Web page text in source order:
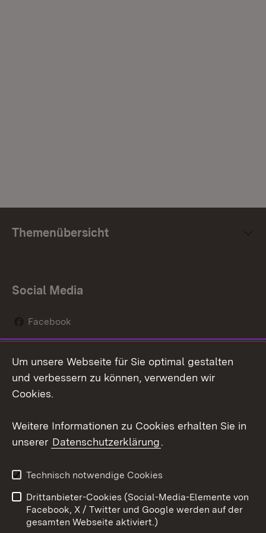
Themenübersicht
Social Media
Facebook
Social Wall
Youtube
Kontakt
Datenschutz
Barrierefreiheit
Impressum Cookies
Um unsere Webseite für Sie optimal gestalten
und verbessern zu können, verwenden wir
Cookies.
Weitere Informationen zu Cookies erhalten Sie in
unserer Datenschutzerklärung.
Technisch notwendige Cookies
Drittanbieter-Cookies (Social-Media-Elemente von
Facebook, X / Twitter und Google werden auf der
gesamten Webseite aktiviert.)